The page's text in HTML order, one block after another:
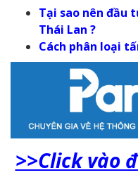
Tại sao nên đầu
Thái Lan ?
Cách phân loại
>>Click vào